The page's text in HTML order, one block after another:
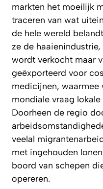
markten het moeilijk
traceren van wat
de hele wereld
ze de
wordt verkocht maar
geëxporteerd voor
medicijnen,
mondiale vraag
Doorheen de regio
veelal
met ingehouden
boord van schepen
opereren.